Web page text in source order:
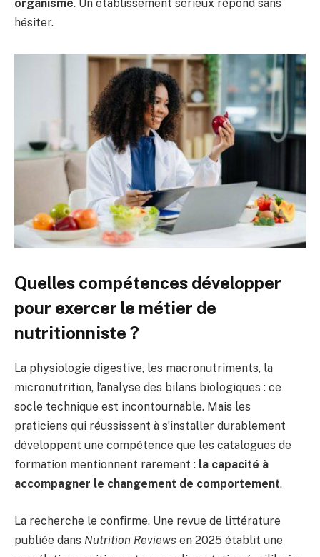
organisme. Un établissement sérieux répond sans
hésiter.
Quelles compétences développer
pour exercer le métier de
nutritionniste ?
La physiologie digestive, les macronutriments, la
micronutrition, l’analyse des bilans biologiques : ce
socle technique est incontournable. Mais les
praticiens qui réussissent à s’installer durablement
développent une compétence que les catalogues de
formation mentionnent rarement : la capacité à
accompagner le changement de comportement.
La recherche le confirme. Une revue de littérature
publiée dans Nutrition Reviews en 2025 établit une